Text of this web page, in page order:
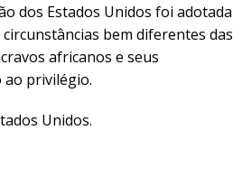
dos Estados Unidos foi adotada
bem diferentes das
africanos e seus
ao privilégio.
Unidos.